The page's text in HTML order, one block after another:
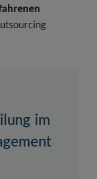
im